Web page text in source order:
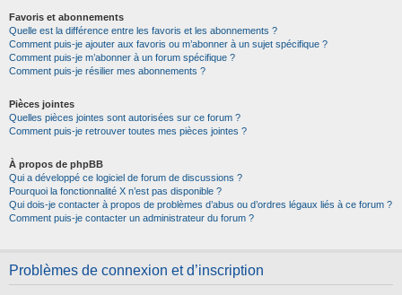
Favoris et abonnements
Quelle est la différence entre les favoris et les abonnements ?
Comment puis-je ajouter aux favoris ou m’abonner à un sujet spécifique ?
Comment puis-je m’abonner à un forum spécifique ?
Comment puis-je résilier mes abonnements ?
Pièces jointes
Quelles pièces jointes sont autorisées sur ce forum ?
Comment puis-je retrouver toutes mes pièces jointes ?
À propos de phpBB
Qui a développé ce logiciel de forum de discussions ?
Pourquoi la fonctionnalité X n’est pas disponible ?
Qui dois-je contacter à propos de problèmes d’abus ou d’ordres légaux liés à ce forum ?
Comment puis-je contacter un administrateur du forum ?
Problèmes de connexion et d’inscription